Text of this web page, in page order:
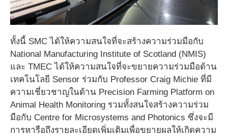
ทั้งนี้ SMC ได้ให้ความสนใจที่จะสร้างความร่วมมือกับ
National Manufacturing Institute of Scotland (NMIS)
และ TMEC ได้ให้ความสนใจที่จะขยายความร่วมมือด้าน
เทคโนโลยี Sensor ร่วมกับ Professor Craig Michie ที่มี
ความเชี่ยวชาญในด้าน Precision Farming Platform on
Animal Health Monitoring รวมทั้งสนใจสร้างความร่วม
มือกับ Centre for Microsystems and Photonics ซึ่งจะมี
การหารือถึงรายละเอียดเพิ่มเติมเพื่อขยายผลให้เกิดความ